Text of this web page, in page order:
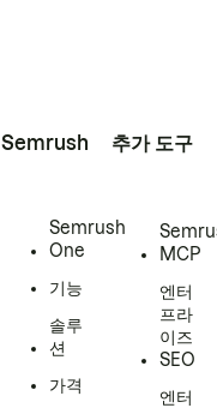
Semrush
Semrush
One
기능
솔루
션
가격
추가 도구
MCP
엔터
프라
이즈
SEO
엔터